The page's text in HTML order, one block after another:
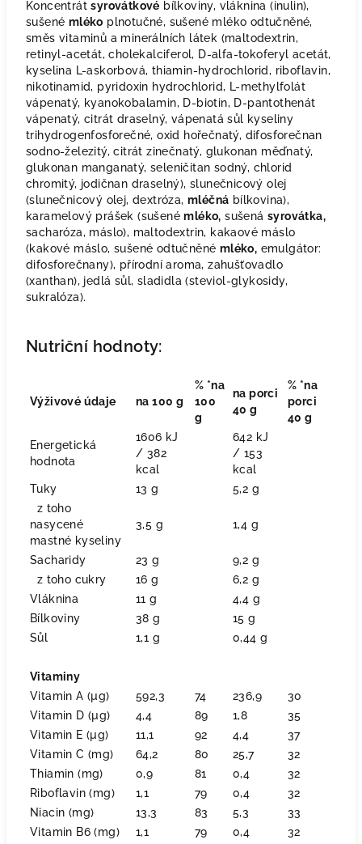
Koncentrátsyrovátkové bílkoviny, vláknina (inulin),
sušené mléko plnotučné, sušené mléko odtučněné,
směs vitaminů a minerálních látek (maltodextrin,
retinyl-acetát, cholekalciferol, D-alfa-tokoferyl acetát,
kyselina L-askorbová, thiamin-hydrochlorid, riboflavin,
nikotinamid, pyridoxin hydrochlorid, L-methylfolát
vápenatý, kyanokobalamin, D-biotin, D-pantothenát
vápenatý, citrát draselný, vápenatá sůl kyseliny
trihydrogenfosforečné, oxid hořečnatý, difosforečnan
sodno-železitý, citrát zinečnatý, glukonan měďnatý,
glukonan manganatý, seleničitan sodný, chlorid
chromitý, jodičnan draselný), slunečnicový olej
(slunečnicový olej, dextróza, mléčná bílkovina),
karamelový prášek (sušenémléko, sušenásyrovátka,
sacharóza, máslo), maltodextrin, kakaové máslo
(kakové máslo, sušené odtučněné mléko, emulgátor:
difosforečnany), přírodní aroma, zahušťovadlo
(xanthan), jedlá sůl, sladidla (steviol-glykosidy,
sukralóza).
Nutriční hodnoty:
Výživové údaje na 100 g
% *na
100
g
na porci
40 g
% *na
porci
40 g
Energetická
hodnota
1606 kJ
/ 382
kcal
642 kJ
/ 153
kcal
Tuky
13 g
5,2 g
z toho
nasycené
mastné kyseliny
3,5 g 1,4 g
Sacharidy 23 g
9,2 g
z toho cukry
16 g
6,2 g
Vláknina
11 g
4,4 g
Bílkoviny
38 g
15 g
Sůl
1,1 g 0,44 g
Vitaminy
Vitamin A (µg)
592,3 74 236,9
30
Vitamin D (µg)
4,4 89 1,8
35
Vitamin E (µg)
11,1 92 4,4
37
Vitamin C (mg)
64,2 80 25,7
32
Thiamin (mg)
0,9 81 0,4
32
Riboflavin (mg)
1,1 79 0,4
32
Niacin (mg)
13,3 83 5,3
33
Vitamin B6 (mg)
1,1 79 0,4
32